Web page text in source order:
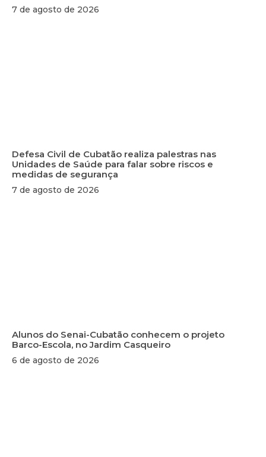
7 de agosto de 2026
Defesa Civil de Cubatão realiza palestras nas
Unidades de Saúde para falar sobre riscos e
medidas de segurança
7 de agosto de 2026
Alunos do Senai-Cubatão conhecem o projeto
Barco-Escola, no Jardim Casqueiro
6 de agosto de 2026